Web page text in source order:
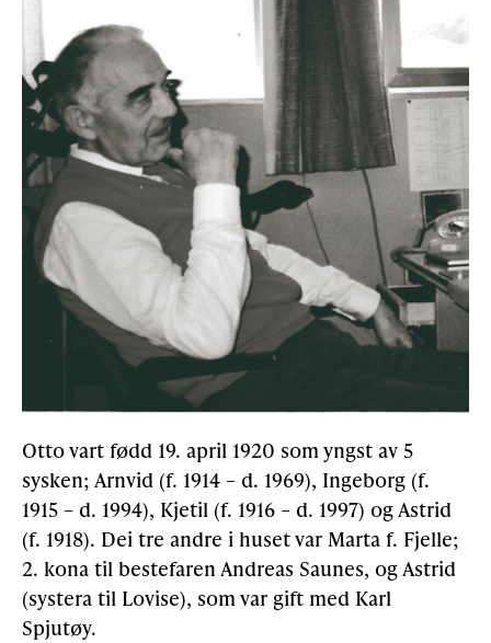
Otto vart fødd 19. april 1920 som yngst av 5
sysken; Arnvid (f. 1914 – d. 1969), Ingeborg (f.
1915 – d. 1994), Kjetil (f. 1916 – d. 1997) og Astrid
(f. 1918). Dei tre andre i huset var Marta f. Fjelle;
2. kona til bestefaren Andreas Saunes, og Astrid
(systera til Lovise), som var gift med Karl
Spjutøy.